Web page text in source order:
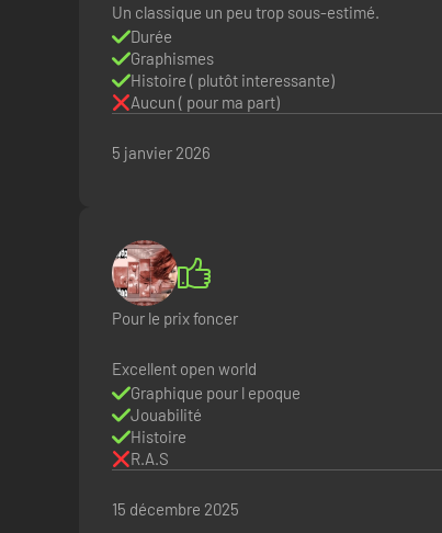
Un classique un peu trop sous-estimé.
Durée
Graphismes
Histoire ( plutôt interessante)
Aucun ( pour ma part)
5 janvier 2026
Pour le prix foncer
Excellent open world
Graphique pour l epoque
Jouabilité
Histoire
R.A.S
15 décembre 2025